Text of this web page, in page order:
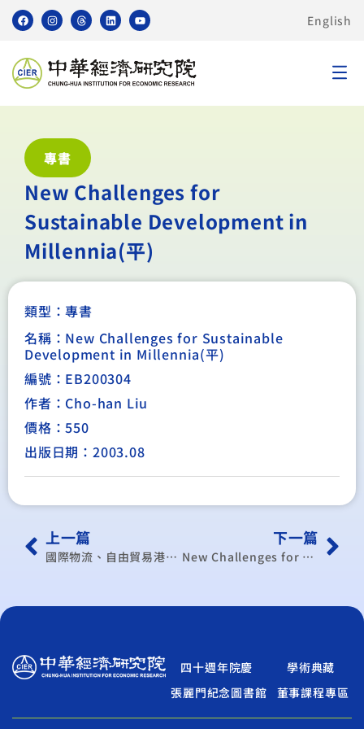
English
專書
New Challenges for
Sustainable Development in
Millennia(平)
類型：專書
名稱：New Challenges for Sustainable
Development in Millennia(平)
編號：EB200304
作者：Cho-han Liu
價格：550
出版日期：2003.08
上一篇
國際物流、自由貿易港區與產業發展研討會會議實錄
下一篇
New Challenges for Sustainable Development in Millennia(精)
四十週年院慶
學術典藏
張麗門紀念圖書館
董事課程專區